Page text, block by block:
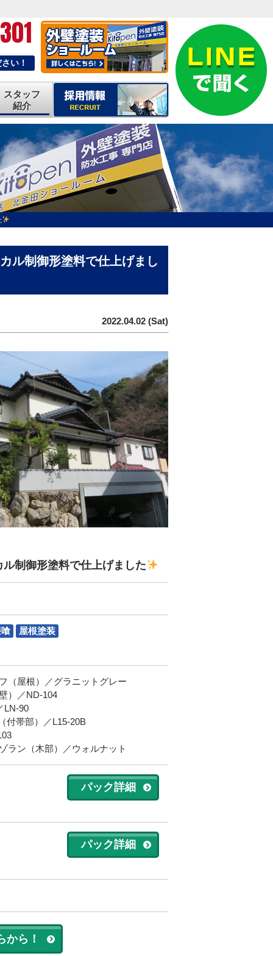
い！
スタッフ
紹介
ル制御形塗料で仕上げまし
2022.04.02 (Sat)
ル制御形塗料で仕上げました
屋根塗装
（屋根）／グラニットグレー
）／ND-104
LN-90
付帯部）／L15-20B
ラン（木部）／ウォルナット
パック詳細
パック詳細
から！